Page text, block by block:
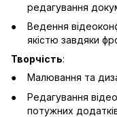
редагування
Ведення
якістю завдяки
Творчість:
Малювання та
Редагування
потужних